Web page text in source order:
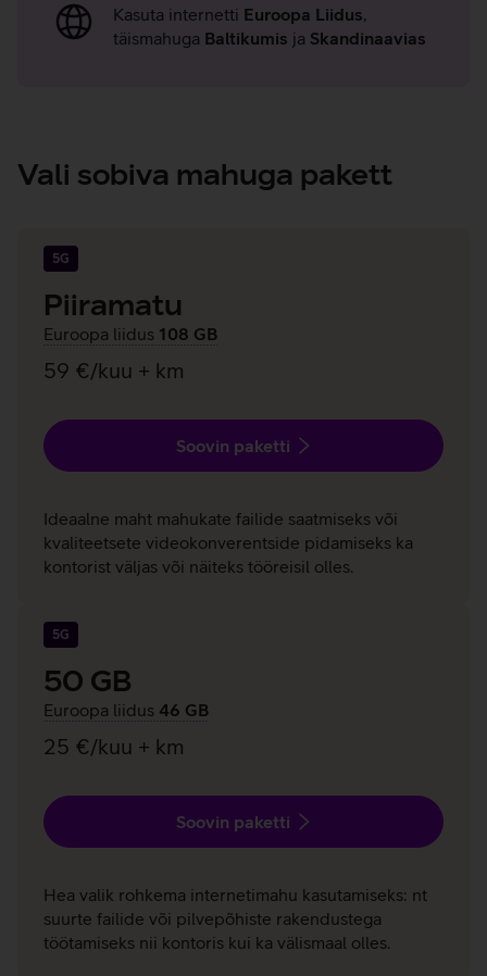
Kasuta internetti Euroopa Liidus,
täismahuga Baltikumis ja Skandinaavias
Vali sobiva mahuga pakett
5G
Piiramatu
Euroopa liidus 108 GB
59 €/kuu + km
Soovin paketti
Ideaalne maht mahukate failide saatmiseks või
kvaliteetsete videokonverentside pidamiseks ka
kontorist väljas või näiteks tööreisil olles.
5G
50 GB
Euroopa liidus 46 GB
25 €/kuu + km
Soovin paketti
Hea valik rohkema internetimahu kasutamiseks: nt
suurte failide või pilvepõhiste rakendustega
töötamiseks nii kontoris kui ka välismaal olles.